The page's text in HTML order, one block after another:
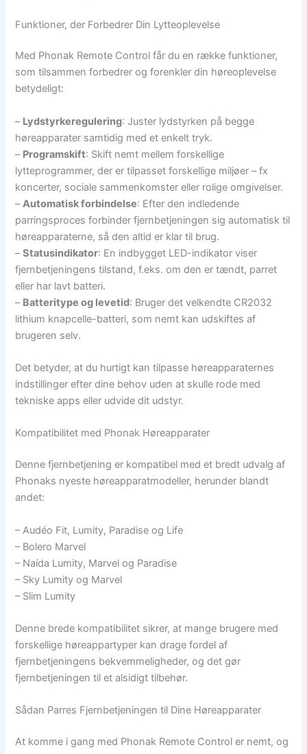
Funktioner, der Forbedrer Din Lytteoplevelse
Med Phonak Remote Control får du en række funktioner,
som tilsammen forbedrer og forenkler din høreoplevelse
betydeligt:
– Lydstyrkeregulering: Juster lydstyrken på begge
høreapparater samtidig med et enkelt tryk.
– Programskift: Skift nemt mellem forskellige
lytteprogrammer, der er tilpasset forskellige miljøer – fx
koncerter, sociale sammenkomster eller rolige omgivelser.
–Automatisk forbindelse: Efter den indledende
parringsproces forbinder fjernbetjeningen sig automatisk til
høreapparaterne, så den altid er klar til brug.
–Statusindikator: En indbygget LED-indikator viser
fjernbetjeningens tilstand, f.eks. om den er tændt, parret
eller har lavt batteri.
– Batteritype og levetid: Bruger det velkendte CR2032
lithium knapcelle-batteri, som nemt kan udskiftes af
brugeren selv.
Det betyder, at du hurtigt kan tilpasse høreapparaternes
indstillinger efter dine behov uden at skulle rode med
tekniske apps eller udvide dit udstyr.
Kompatibilitet med Phonak Høreapparater
Denne fjernbetjening er kompatibel med et bredt udvalg af
Phonaks nyeste høreapparatmodeller, herunder blandt
andet:
– Audéo Fit, Lumity, Paradise og Life
– Bolero Marvel
– Naída Lumity, Marvel og Paradise
– Sky Lumity og Marvel
– Slim Lumity
Denne brede kompatibilitet sikrer, at mange brugere med
forskellige høreappartyper kan drage fordel af
fjernbetjeningens bekvemmeligheder, og det gør
fjernbetjeningen til et alsidigt tilbehør.
Sådan Parres Fjernbetjeningen til Dine Høreapparater
At komme i gang med Phonak Remote Control er nemt, og